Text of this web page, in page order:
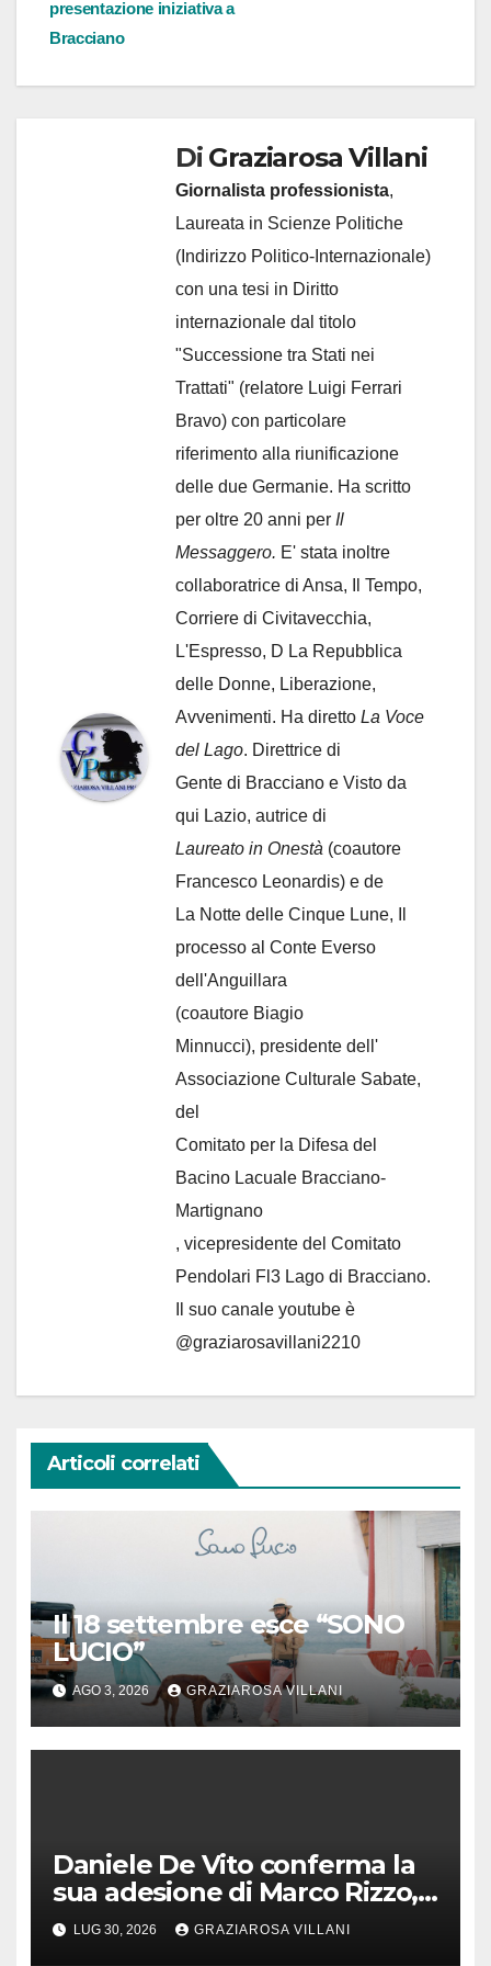
presentazione iniziativa a
Bracciano
Di Graziarosa Villani
Giornalista professionista,
Laureata in Scienze Politiche
(Indirizzo Politico-Internazionale)
con una tesi in Diritto
internazionale dal titolo
"Successione tra Stati nei
Trattati" (relatore Luigi Ferrari
Bravo) con particolare
riferimento alla riunificazione
delle due Germanie. Ha scritto
per oltre 20 anni per Il
Messaggero. E' stata inoltre
collaboratrice di Ansa, Il Tempo,
Corriere di Civitavecchia,
L'Espresso, D La Repubblica
delle Donne, Liberazione,
Avvenimenti. Ha diretto La Voce
del Lago. Direttrice di
Gente di Bracciano e Visto da
qui Lazio, autrice di
Laureato in Onestà (coautore
Francesco Leonardis) e de
La Notte delle Cinque Lune, Il
processo al Conte Everso
dell'Anguillara
(coautore Biagio
Minnucci), presidente dell'
Associazione Culturale Sabate,
del
Comitato per la Difesa del
Bacino Lacuale Bracciano-
Martignano
, vicepresidente del Comitato
Pendolari Fl3 Lago di Bracciano.
Il suo canale youtube è
@graziarosavillani2210
Articoli correlati
Il 18 settembre esce “SONO
LUCIO”
AGO 3, 2026 GRAZIAROSA VILLANI
Daniele De Vito conferma la
sua adesione di Marco Rizzo,
nel rispetto delle decisioni
del 1° Congress
LUG 30, 2026 GRAZIAROSA VILLANI